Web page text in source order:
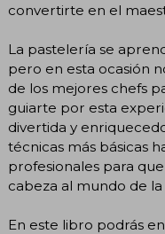
convertirte en el
La pastelería se
pero en esta ocasión
de los mejores chefs
guiarte por esta
divertida y
técnicas más básicas
profesionales para
cabeza al mundo de
En este libro podrás